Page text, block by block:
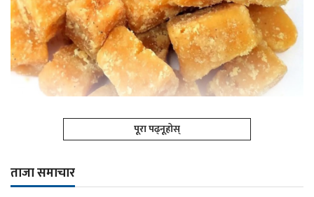
पूरा पढ्नूहोस्
ताजा समाचार